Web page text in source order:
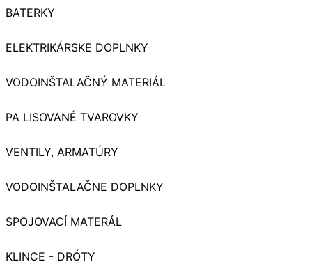
BATERKY
ELEKTRIKÁRSKE DOPLNKY
VODOINŠTALAČNÝ MATERIÁL
PA LISOVANÉ TVAROVKY
VENTILY, ARMATÚRY
VODOINŠTALAČNE DOPLNKY
SPOJOVACÍ MATERÁL
KLINCE - DRÓTY